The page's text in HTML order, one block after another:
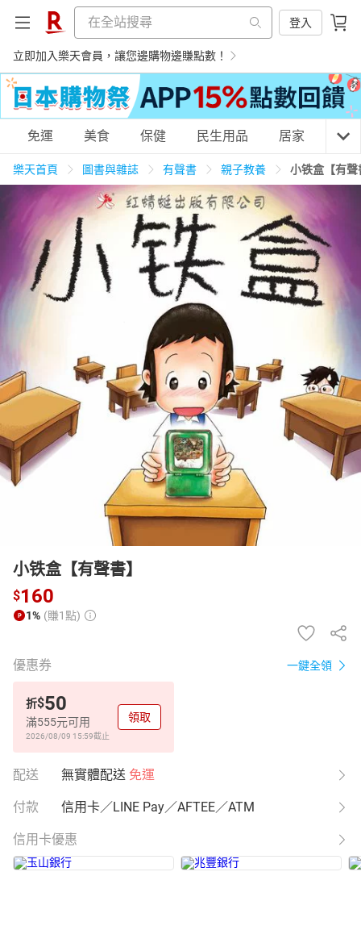
登入
立即加入樂天會員，讓您邊購物邊賺點數！
購物網分類
天天免運 美食蛋糕 民生用品
居家生活 3C家電 運動休閒 親子玩具
男裝 化妝保養
日本購物 電子/紙本書
免運 美食 保健 民生用品 居家 3C
樂天首頁 圖書與雜誌 有聲書 親子教養 小铁盒【有聲
小铁盒【有聲書】
$160
1% (賺1點)
優惠券 一鍵全領
折$50
滿555元可用
2026/08/09 15:59截止
領取
配送 無實體配送 免運
付款 信用卡／LINE Pay／AFTEE／ATM
信用卡優惠